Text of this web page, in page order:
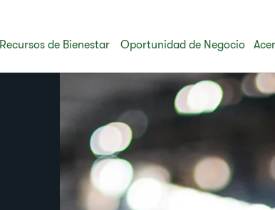
Recursos de Bienestar Oportunidad de Negocio